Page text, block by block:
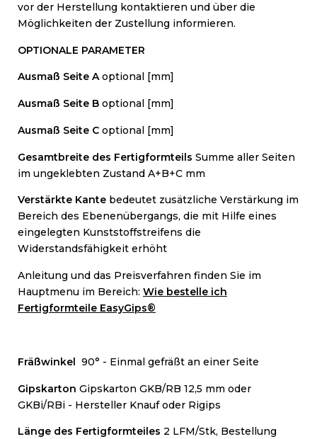
vor der Herstellung kontaktieren und über die
Möglichkeiten der Zustellung informieren.
OPTIONALE PARAMETER
Ausmaß Seite Aoptional [mm]
Ausmaß Seite B optional [mm]
Ausmaß Seite C optional [mm]
Gesamtbreite des Fertigformteils Summe aller Seiten
im ungeklebten Zustand A+B+C mm
Verstärkte Kante bedeutet zusätzliche Verstärkung im
Bereich des Ebenenübergangs, die mit Hilfe eines
eingelegten Kunststoffstreifens die
Widerstandsfähigkeit erhöht
Anleitung und das Preisverfahren finden Sie im
Hauptmenu im Bereich: Wie bestelle ich
Fertigformteile EasyGips®
Fräßwinkel 90° - Einmal gefräßt an einer Seite
Gipskarton Gipskarton GKB/RB 12,5 mm oder
GKBi/RBi - Hersteller Knauf oder Rigips
Länge des Fertigformteiles 2 LFM/Stk, Bestellung